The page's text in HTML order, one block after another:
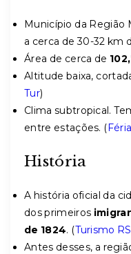
Município da Região
a cerca de 30-32 km
Área de cerca de
Altitude baixa,
Tur)
Clima subtropical.
entre estações. (
História
A história oficial da
dos primeiros
de 1824. (Turismo RS
Antes desses, a